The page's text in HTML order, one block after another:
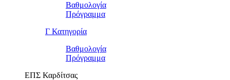
Βαθμολογία
Πρόγραμμα
Γ Κατηγορία
Βαθμολογία
Πρόγραμμα
ΕΠΣ Καρδίτσας